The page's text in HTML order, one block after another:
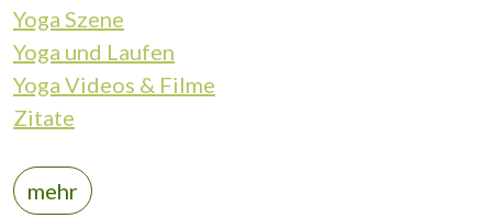
Yoga Szene
Yoga und Laufen
Yoga Videos & Filme
Zitate
mehr